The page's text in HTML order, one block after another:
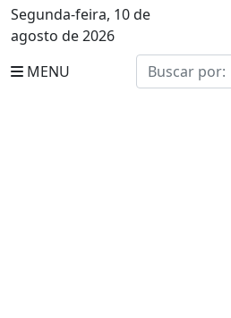
Segunda-feira, 10 de
agosto de 2026
MENU